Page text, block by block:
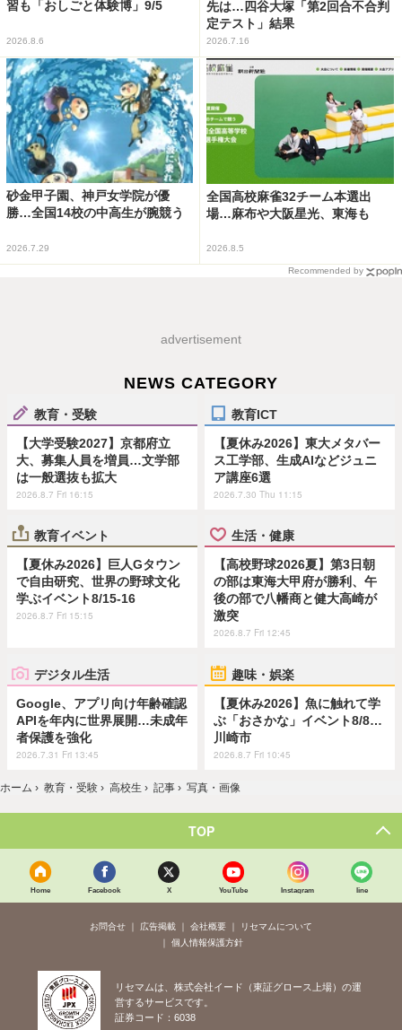
習も「おしごと体験博」9/5
2026.8.6
先は…四谷大塚「第2回合不合判
定テスト」結果
2026.7.16
砂金甲子園、神戸女学院が優
勝…全国14校の中高生が腕競う
2026.7.29
全国高校麻雀32チーム本選出
場…麻布や大阪星光、東海も
2026.8.5
Recommended by
advertisement
NEWS CATEGORY
教育・受験
【大学受験2027】京都府立
大、募集人員を増員…文学部
は一般選抜も拡大
2026.8.7 Fri 16:15
教育ICT
【夏休み2026】東大メタバー
ス工学部、生成AIなどジュニ
ア講座6選
2026.7.30 Thu 11:15
教育イベント
【夏休み2026】巨人Gタウン
で自由研究、世界の野球文化
学ぶイベント8/15-16
2026.8.7 Fri 15:15
生活・健康
【高校野球2026夏】第3日朝
の部は東海大甲府が勝利、午
後の部で八幡商と健大高崎が
激突
2026.8.7 Fri 12:45
デジタル生活
Google、アプリ向け年齢確認
APIを年内に世界展開…未成年
者保護を強化
2026.7.31 Fri 13:45
趣味・娯楽
【夏休み2026】魚に触れて学
ぶ「おさかな」イベント8/8…
川崎市
2026.8.7 Fri 10:45
ホーム › 教育・受験 › 高校生 › 記事 › 写真・画像
TOP
Home Facebook X YouTube Instagram line
お問合せ 広告掲載 会社概要
リセマムについて
個人情報保護方針
リセマムは、株式会社イード（東証グロース上場）の運
営するサービスです。
証券コード：6038